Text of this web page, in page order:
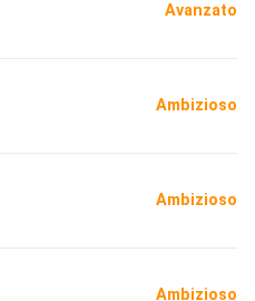
Avanzato
Ambizioso
Ambizioso
Ambizioso